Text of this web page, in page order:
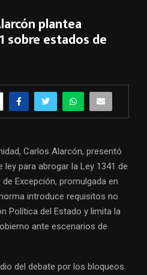
plantea
sobre estados de
Carlos Alarcón, presentó
para abrogar la Ley 1341 de
Excepción, promulgada en
introduce requisitos no
Política del Estado y limita la
ante escenarios de
del debate por los bloqueos